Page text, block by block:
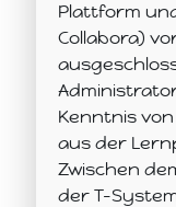
Plattform
Collabora)
Kenntnis
aus der
Zwischen
der T-